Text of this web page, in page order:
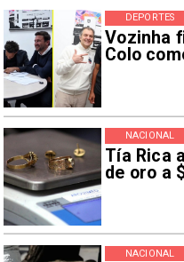
Vozinha
Colo
DEPORTES
Tía Rica
de oro a
NACIONAL
NACIONAL